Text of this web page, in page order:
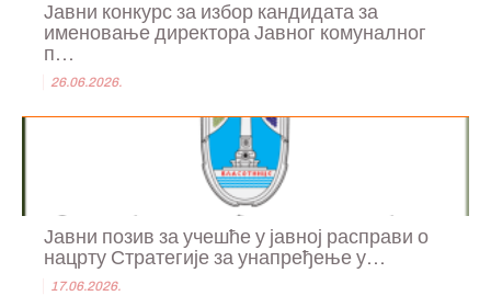
Јавни конкурс за избор кандидата за
именовање директора Јавног комуналног
п...
26.06.2026.
Јавни позив за учешће у јавној расправи о
нацрту Стратегије за унапређење у...
17.06.2026.